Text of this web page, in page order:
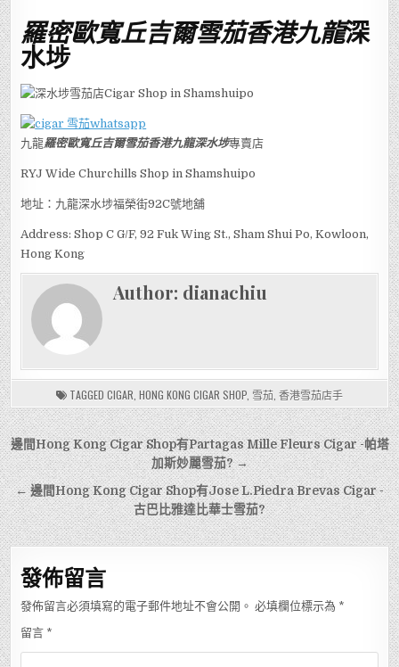
羅密歐寬丘吉爾雪茄香港九龍深
水埗
九龍羅密歐寬丘吉爾雪茄香港九龍深水埗專賣店
RYJ Wide Churchills Shop in Shamshuipo
地址：九龍深水埗福榮街92C號地舖
Address: Shop C G/F, 92 Fuk Wing St., Sham Shui Po, Kowloon,
Hong Kong
Author: dianachiu
TAGGED CIGAR, HONG KONG CIGAR SHOP, 雪茄, 香港雪茄店手
文
章
導
覽
邊間Hong Kong Cigar Shop有Partagas Mille Fleurs Cigar -帕塔
加斯妙麗雪茄? →
← 邊間Hong Kong Cigar Shop有Jose L.Piedra Brevas Cigar -
古巴比雅達比華士雪茄?
發佈留言
發佈留言必須填寫的電子郵件地址不會公開。 必填欄位標示為 *
留言 *